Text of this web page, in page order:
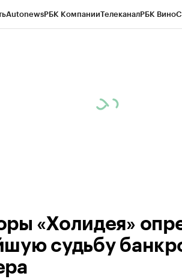
AutonewsРБК КомпанииТелеканалРБК Вино
«Холидея»
судьбу